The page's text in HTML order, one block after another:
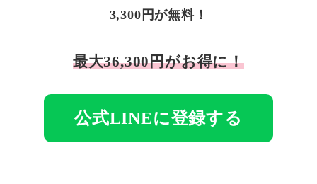
3,300円が無料！
最大36,300円がお得に！
公式LINEに登録する